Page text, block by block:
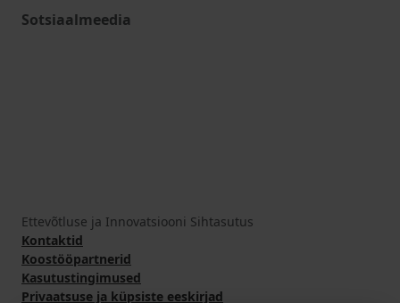
Sotsiaalmeedia
Ettevõtluse ja Innovatsiooni Sihtasutus
Kontaktid
Koostööpartnerid
Kasutustingimused
Privaatsuse ja küpsiste eeskirjad